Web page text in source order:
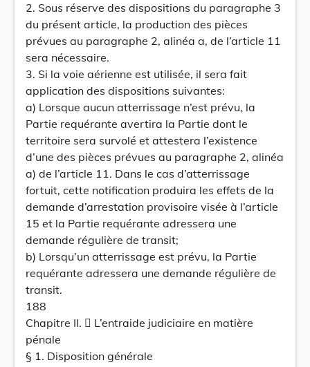
2. Sous réserve des dispositions du paragraphe 3
du présent article, la production des pièces
prévues au paragraphe 2, alinéa a, de l’article 11
sera nécessaire.
3. Si la voie aérienne est utilisée, il sera fait
application des dispositions suivantes:
a) Lorsque aucun atterrissage n’est prévu, la
Partie requérante avertira la Partie dont le
territoire sera survolé et attestera l’existence
d’une des pièces prévues au paragraphe 2, alinéa
a) de l’article 11. Dans le cas d’atterrissage
fortuit, cette notification produira les effets de la
demande d’arrestation provisoire visée à l’article
15 et la Partie requérante adressera une
demande régulière de transit;
b) Lorsqu’un atterrissage est prévu, la Partie
requérante adressera une demande régulière de
transit.
188
Chapitre II.  L’entraide judiciaire en matière
pénale
§ 1. Disposition générale